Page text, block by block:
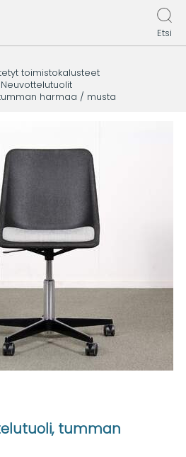
Etsi
toimistokalusteet
Neuvottelutuolit
harmaa / musta
tumman